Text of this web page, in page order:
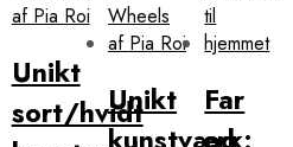
Unikt
sort/hvidtUnikt
Far